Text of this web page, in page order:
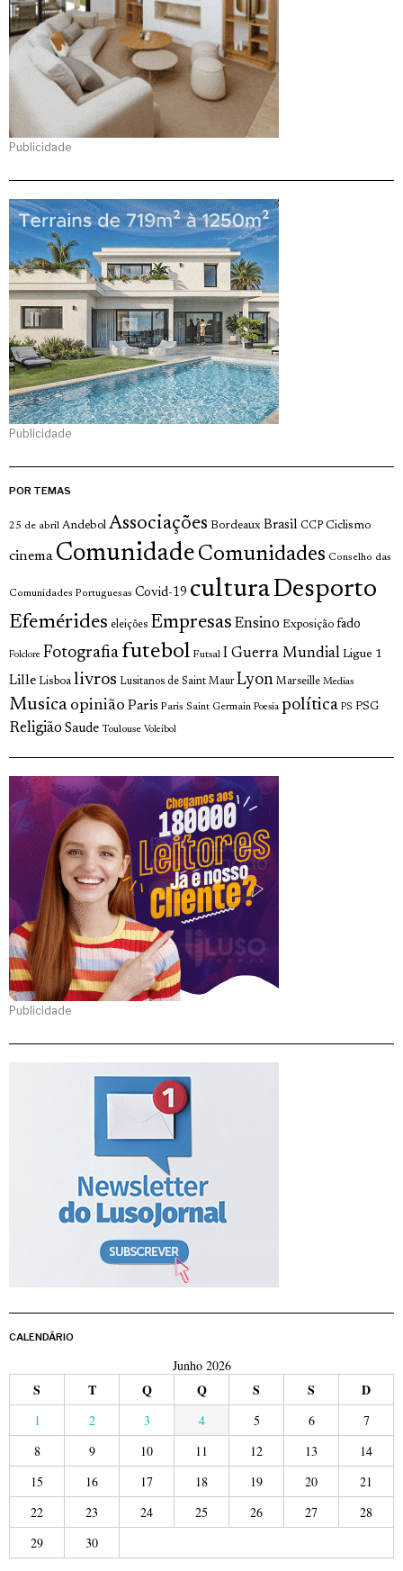
Publicidade
Publicidade
POR TEMAS
25 de abril Andebol Associações Bordeaux Brasil CCP Ciclismo
cinema Comunidade Comunidades Conselho das
Comunidades Portuguesas Covid-19 culturaDesporto
Efemérides eleições Empresas Ensino Exposição fado
Folclore Fotografia futebol Futsal I Guerra Mundial Ligue 1
Lille Lisboa livros Lusitanos de Saint Maur Lyon Marseille Medias
Musica opinião Paris Paris Saint Germain Poesia política PS PSG
Religião Saude Toulouse Voleibol
Publicidade
CALENDÁRIO
Junho 2026
S T Q Q S S D
1 2 3 4 5 6
7
8
9 10 11 12 13
14
15
16 17 18 19 20
21
22
23 24 25 26 27
28
29
30